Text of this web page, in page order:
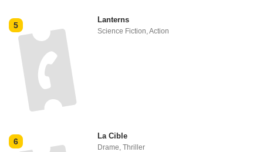
5
Lanterns
Science Fiction ,Action
6
La Cible
Drame,Thriller